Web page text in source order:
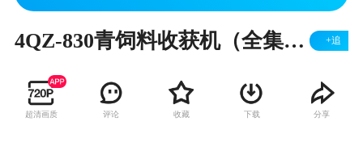
4QZ-830青饲料收获机（全集）13810588258 +追
超清画质 评论 收藏 下载 分享